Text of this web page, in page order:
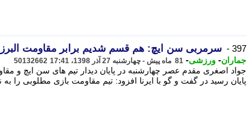
397 - سرمربی سن ایچ: هم قسم شدیم برابر مقاومت
جماران- ورزشی- 81 ماه پیش - چهارشنبه 27 آذر 1398، 17:41 50132662
جواد اصغری مقدم عصر چهارشنبه در پایان دیدار تیم های سن ایچ و
پایان رسید در گفت و گو با ایرنا افزود: تیم مقاومت بازی مطلوبی را به